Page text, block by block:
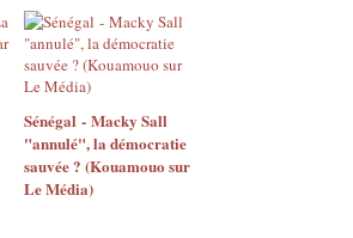
Sénégal - Macky Sall
"annulé", la démocratie
sauvée ? (Kouamouo sur
Le Média)